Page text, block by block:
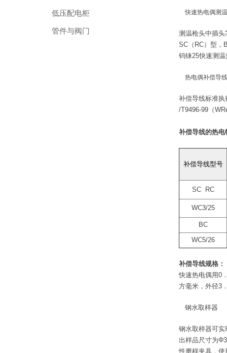
低压配电柜
管件与阀门
快速热电偶测
测温枪头中插
SC（RC）型
钨铼25快速测
热电偶补偿导线
补偿导线标准执
/T9496-99 （
补偿导线的热电
补偿导线型号
SC RC
WC3/25
BC
WC5/26
补偿导线规格：
快速热电偶用0
方毫米，外径3
钢水取样器
钢水取样器可
出样品尺寸为
性磨样夹具，使